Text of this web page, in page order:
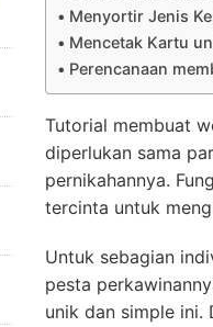
Menyortir Jenis
Mencetak Kartu
Perencanaan
Tutorial membuat
diperlukan sama
pernikahannya.
tercinta untuk
Untuk sebagian
pesta
unik dan simple ini.